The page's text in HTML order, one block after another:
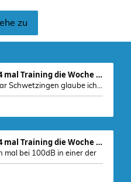
zu
Re: Sub 3:20h mit 3-4 mal Training die Woche machb
Dude77 Basement war Schwetzingen glaube ich, war
Re: Sub 3:20h mit 3-4 mal Training die Woche machb
mal bei 100dB in einer der